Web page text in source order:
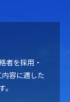
者を採用・
容に適した